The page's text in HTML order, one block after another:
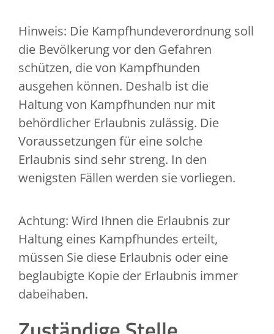
Hinweis: Die Kampfhundeverordnung soll
die Bevölkerung vor den Gefahren
schützen, die von Kampfhunden
ausgehen können. Deshalb ist die
Haltung von Kampfhunden nur mit
behördlicher Erlaubnis zulässig. Die
Voraussetzungen für eine solche
Erlaubnis sind sehr streng. In den
wenigsten Fällen werden sie vorliegen.
Achtung: Wird Ihnen die Erlaubnis zur
Haltung eines Kampfhundes erteilt,
müssen Sie diese Erlaubnis oder eine
beglaubigte Kopie der Erlaubnis immer
dabeihaben.